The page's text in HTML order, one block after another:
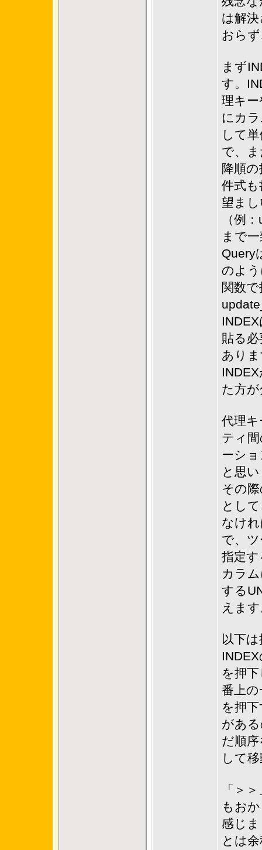
は解
おら
まず
す。
理キ
にカ
して
で、
降順
件式
望ま
（例
まで
Query
のよ
関数
貼る
あり
た方
代理
ティ
ーシ
と思
その
とし
なけ
で、
指定
カラ
する
えま
以下
を押
番上
を押
があ
だ順
して
「＞
もお
感じ
とは